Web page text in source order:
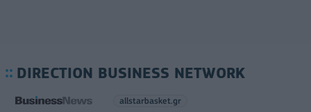
DIRECTION BUSINESS NETWORK
allstarbasket.gr